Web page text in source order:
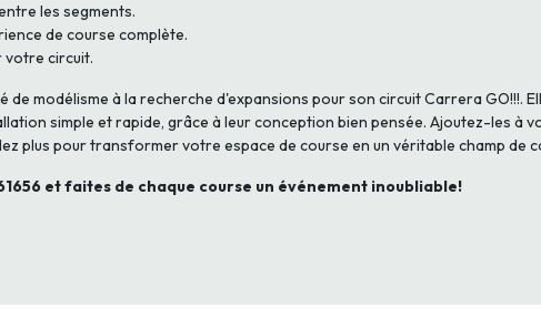
les segments.
de course complète.
votre circuit.
modélisme à la recherche d'expansions pour son circuit Carrera GO!!!.
simple et rapide, grâce à leur conception bien pensée. Ajoutez-les à
plus pour transformer votre espace de course en un véritable champ de
et faites de chaque course un événement inoubliable!